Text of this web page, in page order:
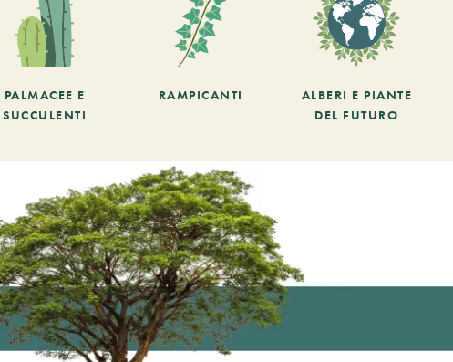
PALMACEE E
SUCCULENTI
RAMPICANTI
ALBERI E PIANTE
DEL FUTURO